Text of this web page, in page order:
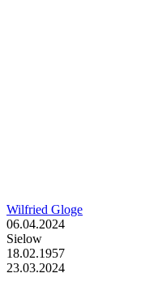
Wilfried Gloge
06.04.2024
Sielow
18.02.1957
23.03.2024